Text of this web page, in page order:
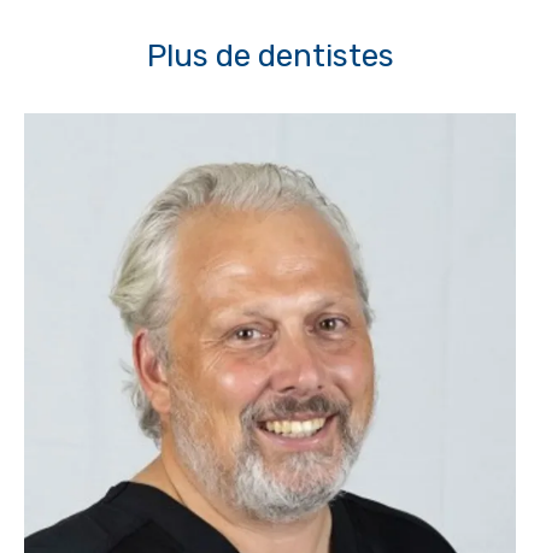
Plus de dentistes